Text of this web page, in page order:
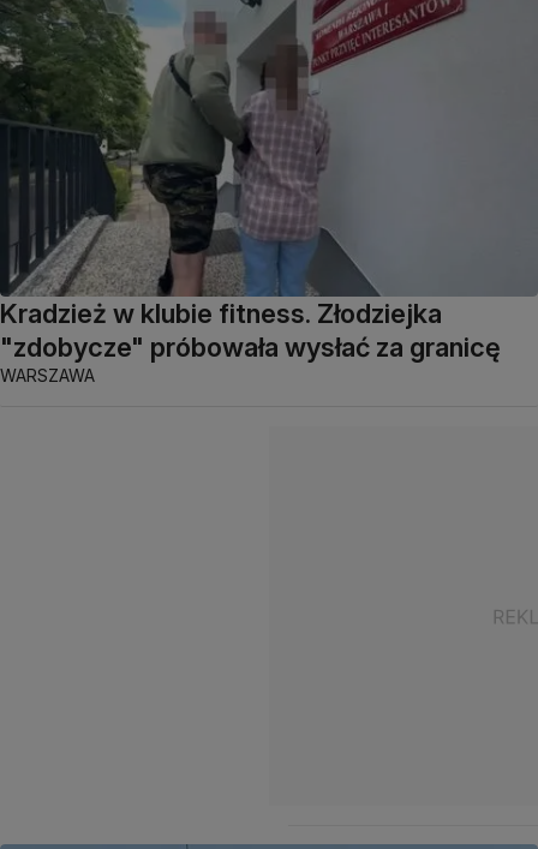
Kradzież w klubie fitness. Złodziejka
"zdobycze" próbowała wysłać za granicę
WARSZAWA